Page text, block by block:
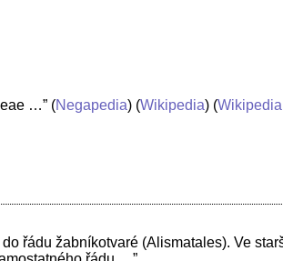
…” (Negapedia) (Wikipedia) (
řádu žabníkotvaré (Alismatales). Ve